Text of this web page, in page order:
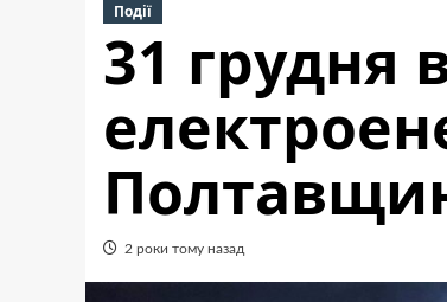
Події
31 грудня
2 роки тому назад